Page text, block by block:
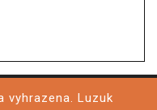
vyhrazena. Luzuk